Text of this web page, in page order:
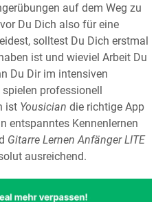
auf dem Weg zu
Du Dich also für eine
solltest Du Dich erstmal
ist und wieviel Arbeit Du
Du Dir im intensiven
professionell
ist Yousician die richtige App
entspanntes Kennenlernen
Gitarre Lernen Anfänger LITE
ausreichend.